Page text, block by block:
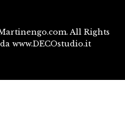
All Rights
www.DECOstudio.it